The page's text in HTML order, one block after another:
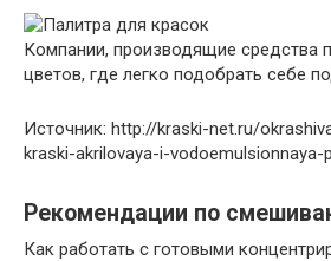
Компании, производящие средства
цветов, где легко подобрать себе
Источник: http://kraski-net.ru/
kraski-akrilovaya-i-vodoemulsionnaya-
Рекомендации по
Как работать с готовыми